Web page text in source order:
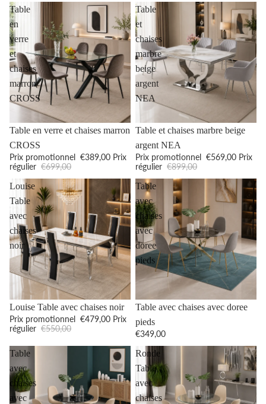
Table
en
verre
et
chaises
marron
CROSS
Promotion
Table en verre et chaises marron
CROSS
Prix promotionnel €389,00 Prix
régulier €699,00
Table
et
chaises
marbre
beige
argent
NEA
Promotion
Table et chaises marbre beige
argent NEA
Prix promotionnel €569,00 Prix
régulier €899,00
Louise
Table
avec
chaises
noir
Promotion
Louise Table avec chaises noir
Prix promotionnel €479,00 Prix
régulier €550,00
Table
avec
chaises
avec
doree
pieds
Table avec chaises avec doree
pieds
€349,00
Table
avec
chaises
avec
Ronde
Table
avec
chaises